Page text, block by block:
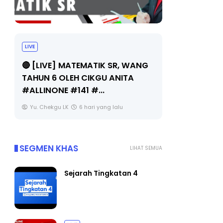
LIVE
🔴 [LIVE] MATEMATIK SR, WANG
TAHUN 6 OLEH CIKGU ANITA
#ALLINONE #141 #...
Yu. Chekgu LK 6 hari yang lalu
LIHAT SEMUA
SEGMEN KHAS
Sejarah Tingkatan 4